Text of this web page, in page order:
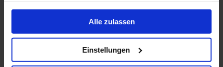
Cookie-Erklärung oder durch Klicken auf das Privacy
Trigger Symbol ändern oder widerrufen
Wenn Sie es erlauben, würden wir auch gerne:
Informationen über Ihre geografische Lage
Alle zulassen
Einstellungen
14. Oktober 2015
General Electric: Warum die neue Strategie
für steigende Kurse sorgen sollte
Es gibt gute Gründe, an GE zu glauben.Mehr »